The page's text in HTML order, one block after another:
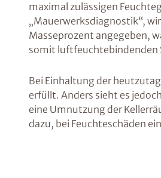
maximal zulässigen
„Mauerwerksdiagnostik“,
Masseprozent angegeben,
somit luftfeuchtebindenden
Bei Einhaltung der
erfüllt. Anders sieht es
eine Umnutzung der
dazu, bei Feuchteschäden